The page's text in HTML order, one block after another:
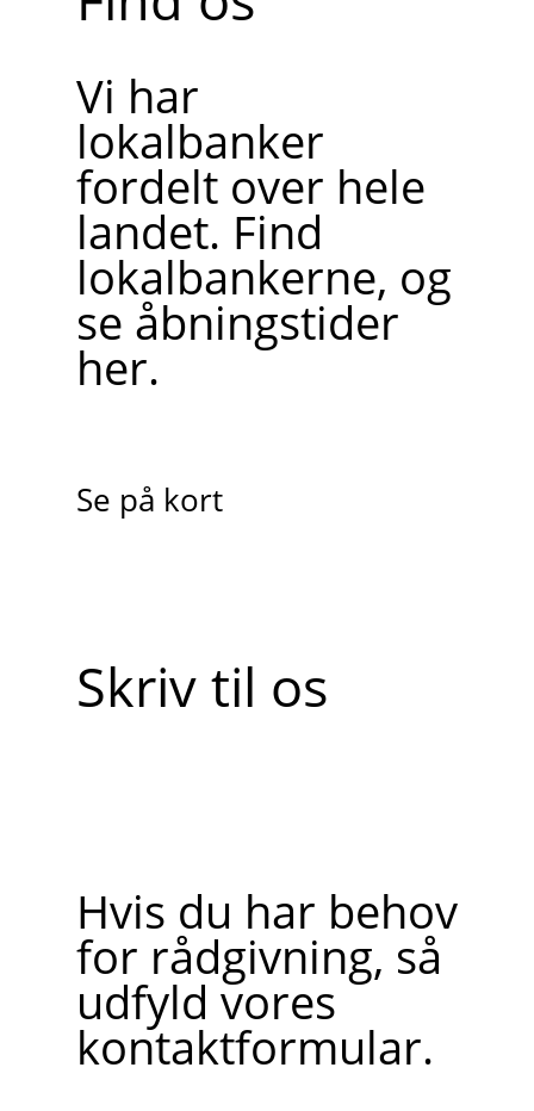
Vi har
lokalbanker
fordelt over hele
landet. Find
lokalbankerne, og
se åbningstider
her.
Se på kort
Skriv til os
Hvis du har behov
for rådgivning, så
udfyld vores
kontaktformular.